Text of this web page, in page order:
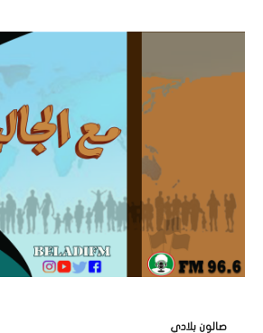
صالون بلادي